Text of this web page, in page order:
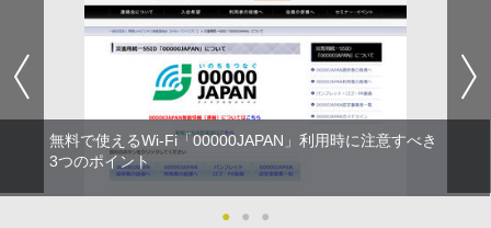
無料で使えるWi-Fi「00000JAPAN」利用時に注意すべき
3つのポイント
● ● ●